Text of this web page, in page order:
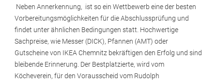
Neben Annerkennung, ist so ein Wettbewerb eine der besten
Vorbereitungsmöglichkeiten für die Abschlussprüfung und
findet unter ähnlichen Bedingungen statt. Hochwertige
Sachpreise, wie Messer (DICK), Pfannen (AMT) oder
Gutscheine von IKEA Chemnitz bekräftigen den Erfolg und sind
bleibende Erinnerung. Der Bestplatzierte, wird vom
Köcheverein, für den Vorausscheid vom Rudolph